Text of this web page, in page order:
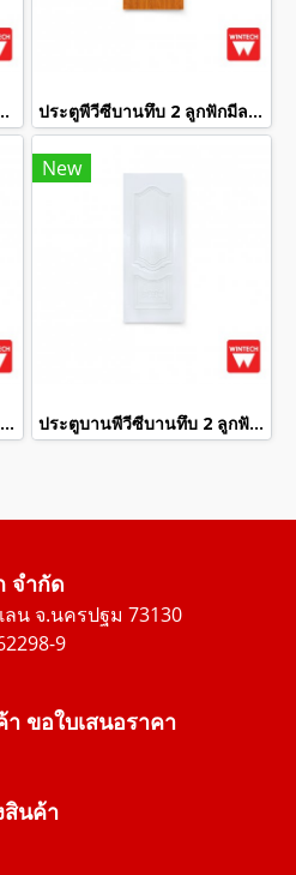
บีชครีม wintech ประตูพีวีซีบานทึบ 2 ลูกฟักมีลายสีสักทอง wintech
ประตูพีวีซีบานทึบ 2 ลูกฟักมีลายสีขาว wintech
New
ประตูบานพีวีซีบานทึบ 2 ลูกฟักมีลายสีขาว wintech
จำกัด
ลน จ.นครปฐม 73130
9
ขอใบเสนอราคา
นค้า